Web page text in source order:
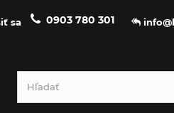
0903 780 301
sa